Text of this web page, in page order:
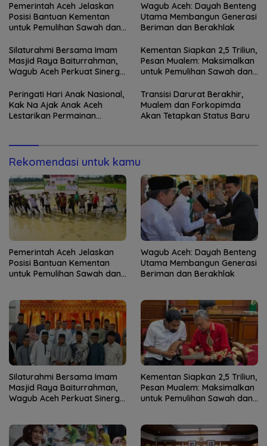
Pemerintah Aceh Jelaskan
Posisi Bantuan Kementan
untuk Pemulihan Sawah dan
Wagub Aceh: Dayah Benteng
Utama Membangun Generasi
Beriman dan Berakhlak
Silaturahmi Bersama Imam
Masjid Raya Baiturrahman,
Wagub Aceh Perkuat Sinergi
Kementan Siapkan 2,5 Triliun,
Pesan Mualem: Maksimalkan
untuk Pemulihan Sawah dan
Peringati Hari Anak Nasional,
Kak Na Ajak Anak Aceh
Lestarikan Permainan
Transisi Darurat Berakhir,
Mualem dan Forkopimda
Akan Tetapkan Status Baru
Rekomendasi untuk kamu
Pemerintah Aceh Jelaskan
Posisi Bantuan Kementan
untuk Pemulihan Sawah dan
Wagub Aceh: Dayah Benteng
Utama Membangun Generasi
Beriman dan Berakhlak
Silaturahmi Bersama Imam
Masjid Raya Baiturrahman,
Wagub Aceh Perkuat Sinergi
Kementan Siapkan 2,5 Triliun,
Pesan Mualem: Maksimalkan
untuk Pemulihan Sawah dan